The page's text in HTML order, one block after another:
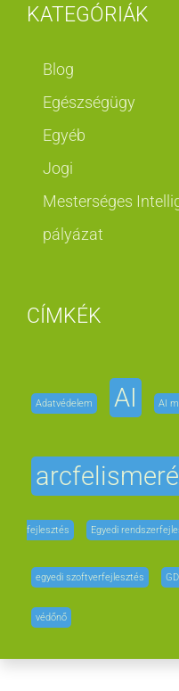
KATEGÓRIÁK
Blog
Egészségügy
Egyéb
Jogi
Mesterséges
pályázat
CÍMKÉK
Adatvédelem AI AI
fejlesztés Egyedi
egyedi szoftverfejlesztés
védőnő